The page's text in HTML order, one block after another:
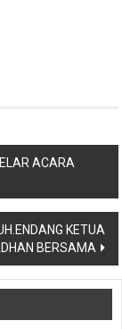
ACARA
KETUA
BERSAMA